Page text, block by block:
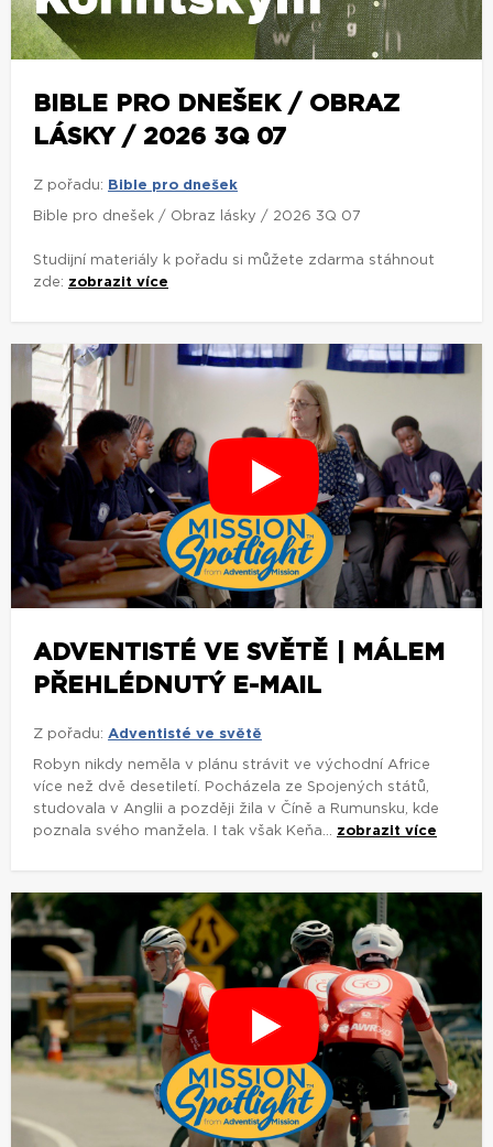
BIBLE PRO DNEŠEK / OBRAZ
LÁSKY / 2026 3Q 07
Z pořadu: Bible pro dnešek
Bible pro dnešek / Obraz lásky / 2026 3Q 07
Studijní materiály k pořadu si můžete zdarma stáhnout
zde: zobrazit více
ADVENTISTÉ VE SVĚTĚ | MÁLEM
PŘEHLÉDNUTÝ E-MAIL
Z pořadu: Adventisté ve světě
Robyn nikdy neměla v plánu strávit ve východní Africe
více než dvě desetiletí. Pocházela ze Spojených států,
studovala v Anglii a později žila v Číně a Rumunsku, kde
poznala svého manžela. I tak však Keňa... zobrazit více